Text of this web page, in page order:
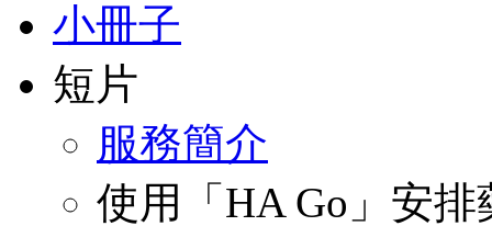
小冊子
短片
服務簡介
使用「HA Go」安